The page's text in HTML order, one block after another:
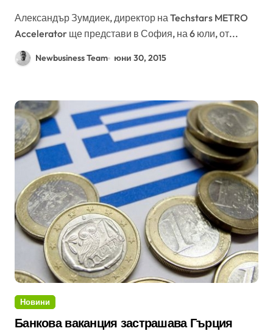
Александър Зумдиек, директор на Techstars METRO
Accelerator ще представи в София, на 6 юли, от...
Newbusiness Team юни 30, 2015
Новини
Банкова ваканция застрашава Гърция